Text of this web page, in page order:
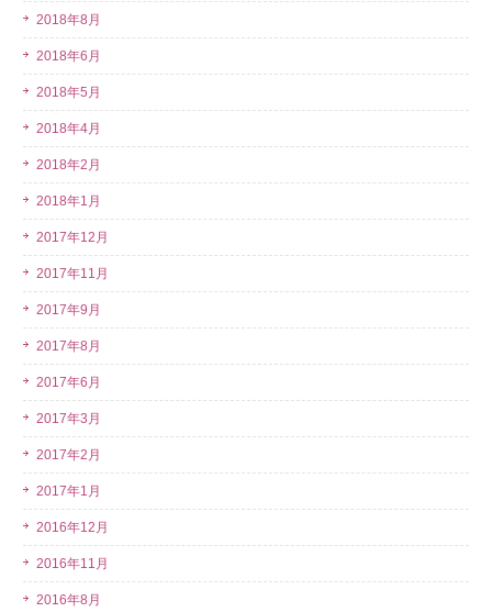
2018年8月
2018年6月
2018年5月
2018年4月
2018年2月
2018年1月
2017年12月
2017年11月
2017年9月
2017年8月
2017年6月
2017年3月
2017年2月
2017年1月
2016年12月
2016年11月
2016年8月